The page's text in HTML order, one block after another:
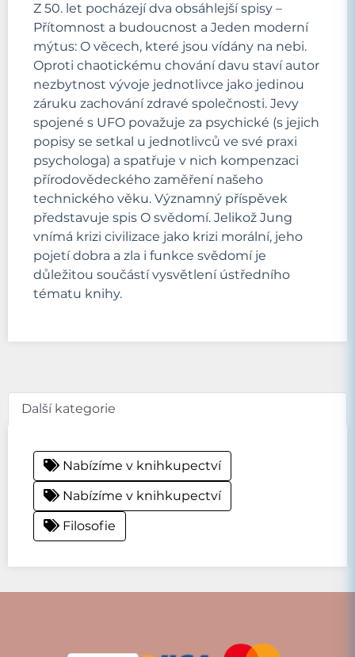
Z 50. let pocházejí dva obsáhlejší spisy –
Přítomnost a budoucnost a Jeden moderní
mýtus: O věcech, které jsou vídány na nebi.
Oproti chaotickému chování davu staví autor
nezbytnost vývoje jednotlivce jako jedinou
záruku zachování zdravé společnosti. Jevy
spojené s UFO považuje za psychické (s jejich
popisy se setkal u jednotlivců ve své praxi
psychologa) a spatřuje v nich kompenzaci
přírodovědeckého zaměření našeho
technického věku. Významný příspěvek
představuje spis O svědomí. Jelikož Jung
vnímá krizi civilizace jako krizi morální, jeho
pojetí dobra a zla i funkce svědomí je
důležitou součástí vysvětlení ústředního
tématu knihy.
Další kategorie
Nabízíme v knihkupectví
Nabízíme v knihkupectví
Filosofie